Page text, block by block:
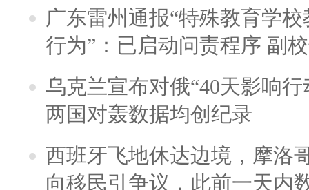
广东雷州通报“特殊教育学
行为”：已启动问责程序 副
乌克兰宣布对俄“40天影响
两国对轰数据均创纪录
西班牙飞地休达边境，摩洛
向移民引争议，此前一天内